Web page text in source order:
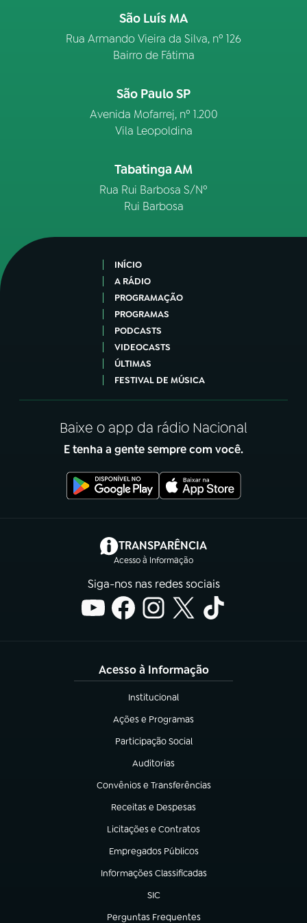
São Luís MA
Rua Armando Vieira da Silva, nº 126
Bairro de Fátima
São Paulo SP
Avenida Mofarrej, nº 1.200
Vila Leopoldina
Tabatinga AM
Rua Rui Barbosa S/Nº
Rui Barbosa
INÍCIO
A RÁDIO
PROGRAMAÇÃO
PROGRAMAS
PODCASTS
VIDEOCASTS
ÚLTIMAS
FESTIVAL DE MÚSICA
Baixe o app da rádio Nacional
E tenha a gente sempre com você.
TRANSPARÊNCIA
Acesso à Informação
(abre em nova aba)
Siga-nos nas redes sociais
Acesso à Informação
Institucional
(abre em nova aba)
Ações e Programas
(abre em nova aba)
Participação Social
(abre em nova aba)
Auditorias
(abre em nova aba)
Convênios e Transferências
(abre em nova aba)
Receitas e Despesas
(abre em nova aba)
Licitações e Contratos
(abre em nova aba)
Empregados Públicos
(abre em nova aba)
Informações Classificadas
(abre em nova aba)
SIC
(abre em nova aba)
Perguntas Frequentes